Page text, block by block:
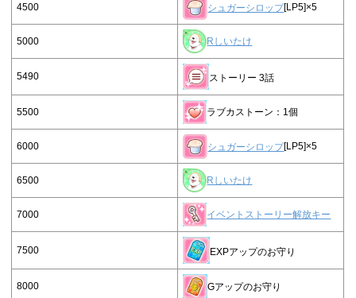
4500 シュガーシロップ[LP5]×5
5000 Rしいたけ
5490 ストーリー 3話
5500 ラブカストーン：1個
6000 シュガーシロップ[LP5]×5
6500 Rしいたけ
7000 イベントストーリー解放キー
7500 EXPアップのお守り
8000 Gアップのお守り